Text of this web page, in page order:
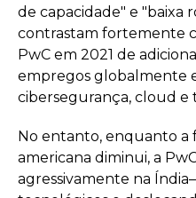
de capacidade" e "baixa
contrastam fortemente
PwC em 2021 de
empregos globalmente
cibersegurança, cloud e
No entanto, enquanto a
americana diminui, a
agressivamente na